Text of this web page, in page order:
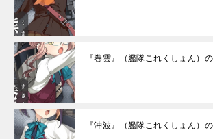
『巻雲』（艦隊これくしょん）
『沖波』（艦隊これくしょん）